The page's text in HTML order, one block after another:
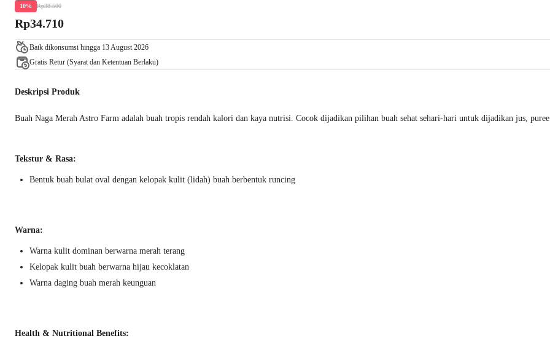
10% Rp38.500
Rp34.710
Baik dikonsumsi hingga 13 August 2026
Gratis Retur (Syarat dan Ketentuan Berlaku)
Deskripsi Produk
Buah Naga Merah Astro Farm adalah buah tropis rendah kalori dan kaya nutrisi. Cocok dijadikan pilihan buah sehat sehari-hari untuk dijadikan jus,
Tekstur & Rasa:
Bentuk buah bulat oval dengan kelopak kulit (lidah) buah berbentuk runcing
Warna:
Warna kulit dominan berwarna merah terang
Kelopak kulit buah berwarna hijau kecoklatan
Warna daging buah merah keunguan
Health & Nutritional Benefits: